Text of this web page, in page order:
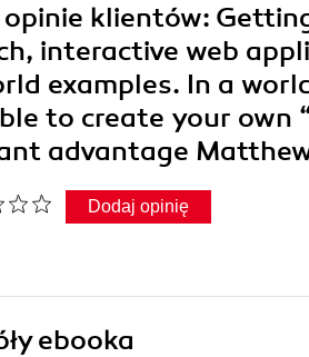
opinie klientów:
interactive web
examples. In a
to create your own
advantage
Dodaj opinię
ebooka